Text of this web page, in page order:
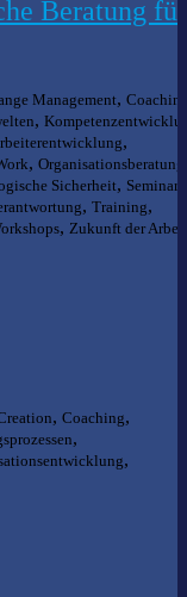
Beratung für
Management,
,
,
, Organisationsberatung
Sicherheit, Seminare
, Training,
, Zukunft der Arbeit
, Coaching,
,
,